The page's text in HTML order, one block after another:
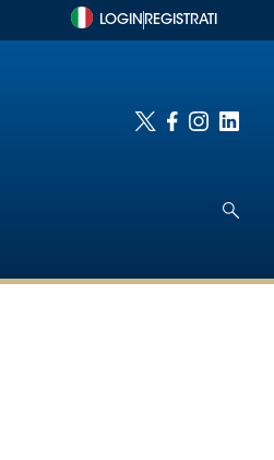
LOGIN REGISTRATI